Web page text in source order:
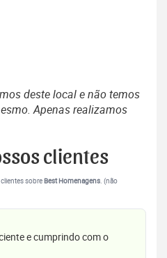
deste local e não temos
Apenas realizamos
clientes
sobreBest Homenagens . (não
e cumprindo com o